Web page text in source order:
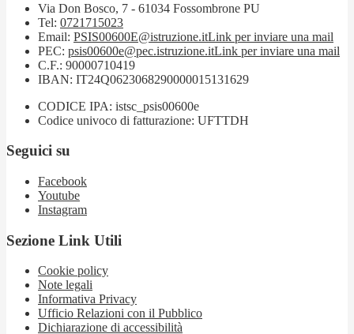
Via Don Bosco, 7 - 61034 Fossombrone PU
Tel: 0721715023
Email: PSIS00600E@istruzione.itLink per inviare una mail
PEC: psis00600e@pec.istruzione.itLink per inviare una mail
C.F.: 90000710419
IBAN: IT24Q0623068290000015131629
CODICE IPA: istsc_psis00600e
Codice univoco di fatturazione: UFTTDH
Seguici su
Facebook
Youtube
Instagram
Sezione Link Utili
Cookie policy
Note legali
Informativa Privacy
Ufficio Relazioni con il Pubblico
Dichiarazione di accessibilità